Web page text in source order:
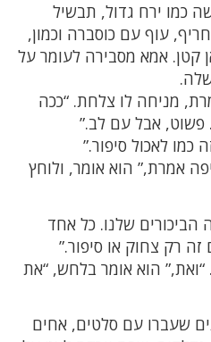
כמו ירח גדול, תבשיל
עוף עם כוסברה וכמון,
קטן. אמא מסבירה לעומר על
מניחה לו צלחת. “ככה
אבל עם לב.”
לאכול סיפור.”
אמרת,” הוא אומר, ולוחץ
הביכורים שלנו. כל אחד
רק צחוק או סיפור.”
“ואת,” הוא אומר בלחש, “את
שעברו עם סלטים, אחים